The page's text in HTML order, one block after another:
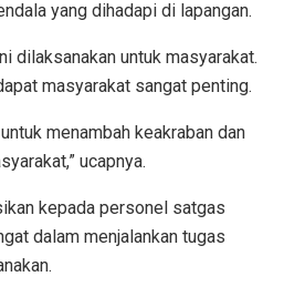
yang dihadapi di lapangan.
dilaksanakan untuk masyarakat.
masyarakat sangat penting.
menambah keakraban dan
ucapnya.
kepada personel satgas
dalam menjalankan tugas